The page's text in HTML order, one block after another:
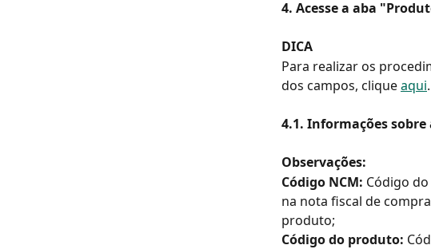
4. Acesse a aba
DICA
Para realizar os
dos campos, clique aqui
4.1. Informações
Observações:
Código NCM: Código
na nota fiscal de
produto;
Código do produto: